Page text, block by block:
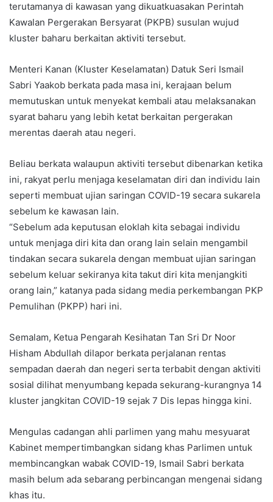
terutamanya di kawasan yang dikuatkuasakan Perintah
Kawalan Pergerakan Bersyarat (PKPB) susulan wujud
kluster baharu berkaitan aktiviti tersebut.
Menteri Kanan (Kluster Keselamatan) Datuk Seri Ismail
Sabri Yaakob berkata pada masa ini, kerajaan belum
memutuskan untuk menyekat kembali atau melaksanakan
syarat baharu yang lebih ketat berkaitan pergerakan
merentas daerah atau negeri.
Beliau berkata walaupun aktiviti tersebut dibenarkan ketika
ini, rakyat perlu menjaga keselamatan diri dan individu lain
seperti membuat ujian saringan COVID-19 secara sukarela
sebelum ke kawasan lain.
“Sebelum ada keputusan eloklah kita sebagai individu
untuk menjaga diri kita dan orang lain selain mengambil
tindakan secara sukarela dengan membuat ujian saringan
sebelum keluar sekiranya kita takut diri kita menjangkiti
orang lain,” katanya pada sidang media perkembangan PKP
Pemulihan (PKPP) hari ini.
Semalam, Ketua Pengarah Kesihatan Tan Sri Dr Noor
Hisham Abdullah dilapor berkata perjalanan rentas
sempadan daerah dan negeri serta terbabit dengan aktiviti
sosial dilihat menyumbang kepada sekurang-kurangnya 14
kluster jangkitan COVID-19 sejak 7 Dis lepas hingga kini.
Mengulas cadangan ahli parlimen yang mahu mesyuarat
Kabinet mempertimbangkan sidang khas Parlimen untuk
membincangkan wabak COVID-19, Ismail Sabri berkata
masih belum ada sebarang perbincangan mengenai sidang
khas itu.